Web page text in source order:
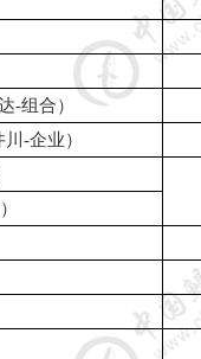
-组合）
-企业）